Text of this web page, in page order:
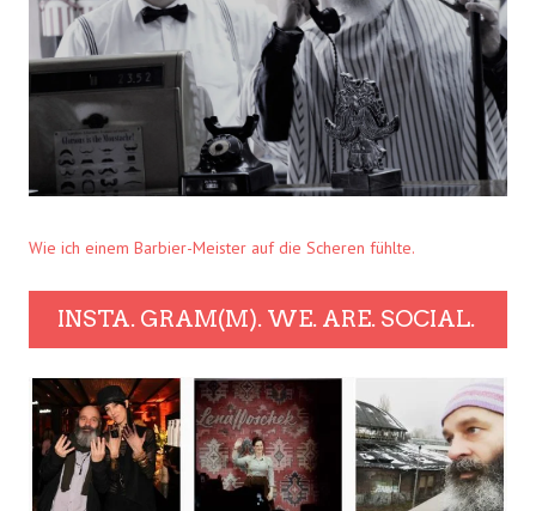
Wie ich einem Barbier-Meister auf die Scheren fühlte.
INSTA. GRAM(M). WE. ARE. SOCIAL.